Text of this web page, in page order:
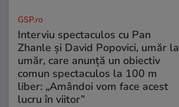
GSP.ro
Interviu spectaculos cu Pan
Zhanle și David Popovici, umăr la
umăr, care anunță un obiectiv
comun spectaculos la 100 m
liber: „Amândoi vom face acest
lucru în viitor”